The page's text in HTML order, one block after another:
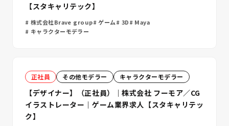
【スタキャリテック】
株式会社Brave group ゲーム 3D Maya
キャラクターモデラー
正社員 その他モデラー キャラクターモデラー
【デザイナー】（正社員）｜株式会社 フーモア／CG
イラストレーター｜ゲーム業界求人【スタキャリテッ
ク】